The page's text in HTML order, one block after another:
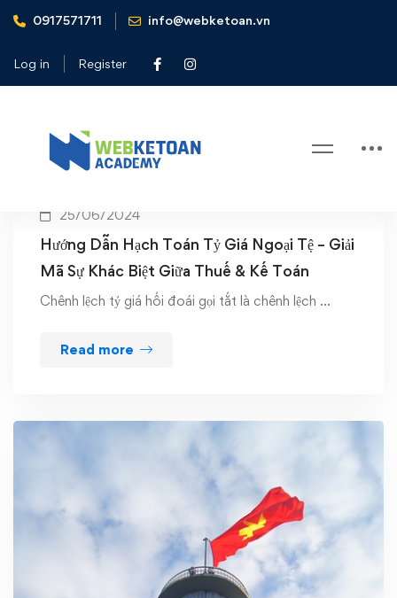
0917571711 info@webketoan.vn
Log in Register
Home tỷ giá
Tag: tỷ giá
25/06/2024
Hướng Dẫn Hạch Toán Tỷ Giá Ngoại Tệ – Giải
Mã Sự Khác Biệt Giữa Thuế & Kế Toán
Chênh lệch tỷ giá hối đoái gọi tắt là chênh lệch …
Read more